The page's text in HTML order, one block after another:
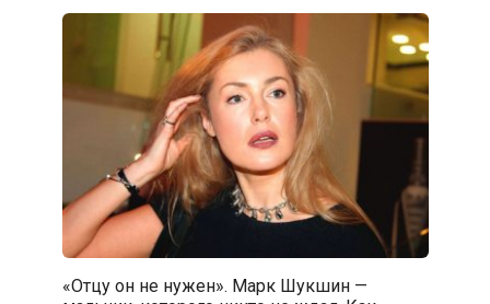
«Отцу он не нужен». Марк Шукшин —